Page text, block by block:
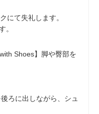
にて失礼します。
。
Shoes】脚や臀部を
ろに出しながら、シュ